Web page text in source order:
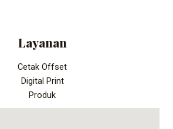
Layanan
Cetak Offset
Digital Print
Produk